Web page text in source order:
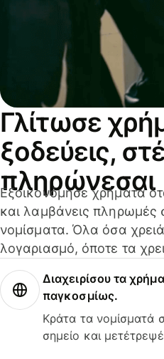
Γλίτωσε
ξοδεύεις,
πληρώνεσαι
Εξοικονόμησε χρήματα
και λαμβάνεις
νομίσματα. Όλα όσα
λογαριασμό, όποτε τα
Διαχειρίσου τα
παγκοσμίως.
Κράτα τα νομίσματά
σημείο και